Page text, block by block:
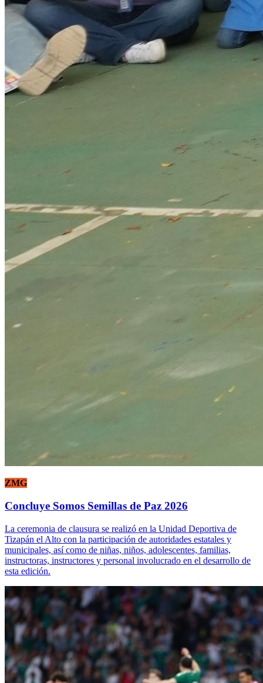
ZMG
Concluye Somos Semillas de Paz 2026
La ceremonia de clausura se realizó en la Unidad Deportiva de
Tizapán el Alto con la participación de autoridades estatales y
municipales, así como de niñas, niños, adolescentes, familias,
instructoras, instructores y personal involucrado en el desarrollo de
esta edición.